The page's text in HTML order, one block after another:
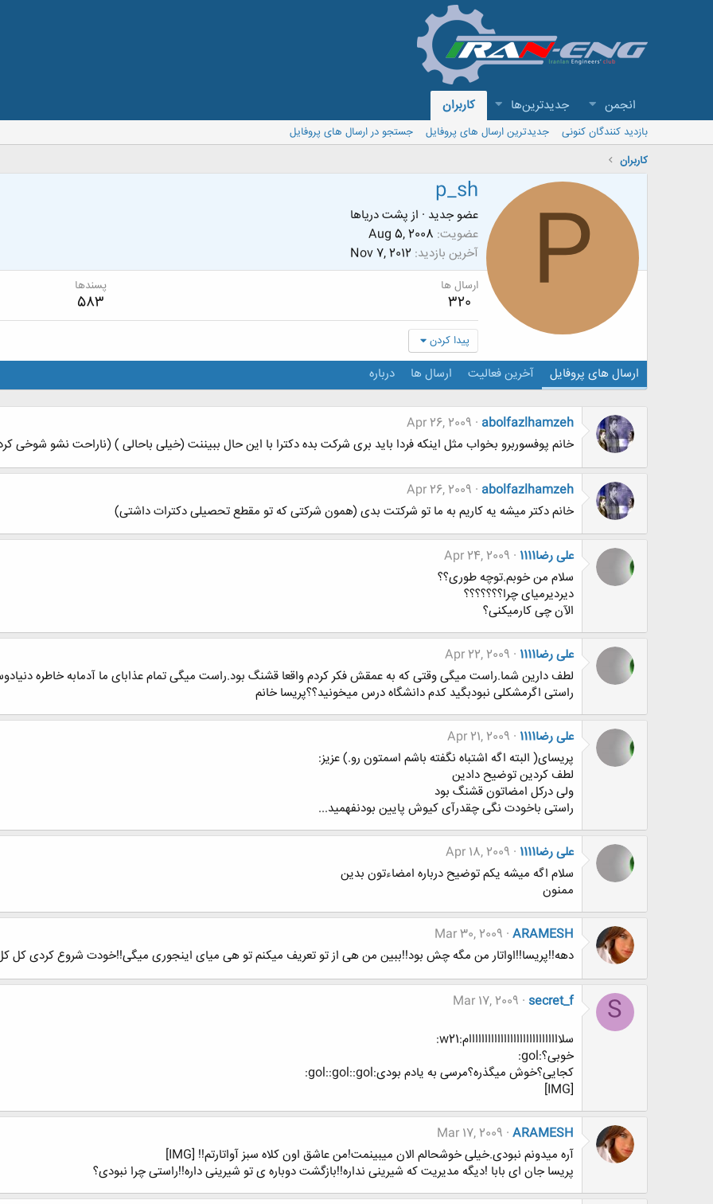
انجمن جدیدترین‌ها کاربران
بازدید کنندگان کنونی جدیدترین ارسال های پروفایل
جستجو در ارسال های پروفایل
کاربران
P
p_sh
عضو جدید · از پشت درياها
عضویت Aug 5, 2008
آخرین بازدید Nov 7, 2012
ارسال ها
320
پسندها
583
پیدا کردن
ارسال های پروفایل آخرین فعالیت ارسال ها درباره
abolfazlhamzeh
Apr 26, 2009
خانم پوفسوربرو بخواب مثل اینکه فردا باید بری شرکت بده دکترا با این حال ببیننت (خیلی باحالی ) (ناراحت نشو شوخی
abolfazlhamzeh
Apr 26, 2009
خانم دکتر میشه یه کاریم به ما تو شرکتت بدی (همون شرکتی که تو مقطع تحصیلی دکترات داشتی)
علی رضا1111
Apr 24, 2009
سلام من خوبم.توچه طوری؟؟
دیردیرمیای چرا؟؟؟؟؟؟؟
الآن چی کارمیکنی؟
علی رضا1111
Apr 22, 2009
لطف دارین شما.راست میگی وقتی که به عمقش فکر کردم واقعا قشنگ بود.راست میگی تمام عذابای ما آدمابه خاطره
راستی اگرمشکلی نبودبگید کدم دانشگاه درس میخونید؟؟پریسا خانم
علی رضا1111
Apr 21, 2009
پریسای( البته اگه اشتباه نگفته باشم اسمتون رو.) عزیز:
لطف کردین توضیح دادین
ولی درکل امضاتون قشنگ بود
راستی باخودت نگی چقدرآی کیوش پایین بودنفهمید...
علی رضا1111
Apr 18, 2009
سلام اگه میشه یکم توضیح درباره امضاءتون بدین
ممنون
ARAMESH
Mar 30, 2009
دهه!!پریسا!!اواتار من مگه چش بود!!ببین من هی از تو تعریف میکنم تو هی میای اینجوری میگی!!خودت شروع کردی کل
S
secret_f
Mar 17, 2009
سلااااااااااااااااااااااااااااام:w21:
خوبی؟:gol:
کجایی؟خوش میگذره؟مرسی به یادم بودی:gol::gol::gol:
[IMG]
ARAMESH
Mar 17, 2009
آره میدونم نبودی.خیلی خوشحالم الان میبینمت!من عاشق اون کلاه سبز آواتارتم!! [IMG]
پریسا جان ای بابا !دیگه مدیریت که شیرینی نداره!!بازگشت دوباره ی تو شیرینی داره!!راستی چرا نبودی؟